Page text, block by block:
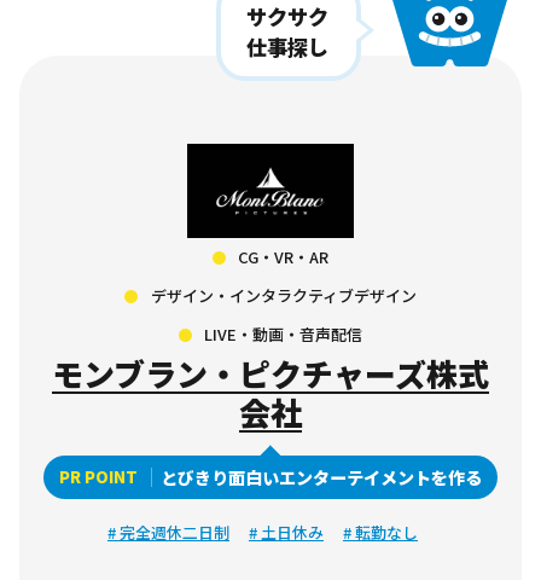
CG・VR・AR
デザイン・インタラクティブデザイン
LIVE・動画・音声配信
モンブラン・ピクチャーズ株式
会社
PR POINT とびきり面白いエンターテイメントを作る
# 完全週休二日制 # 土日休み # 転勤なし
サクサク
仕事探し